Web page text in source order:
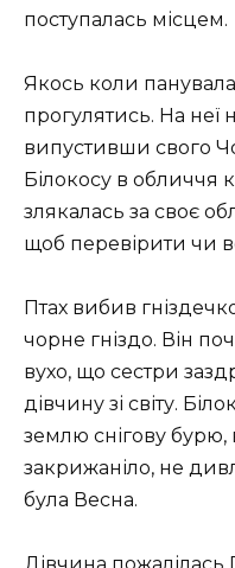
поступалась місцем.
Якось коли панувала
прогулятись. На неї
випустивши свого
Білокосу в обличчя
злякалась за своє
щоб перевірити чи
Птах вибив
чорне гніздо. Він
вухо, що сестри
дівчину зі світу.
землю снігову бурю,
закрижаніло, не
була Весна.